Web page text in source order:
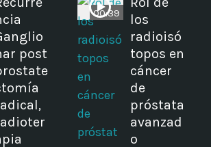
post
00:39
los
radioisó
topos en
cáncer
de
próstata
avanzad
o